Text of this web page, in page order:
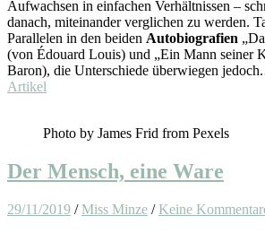
Aufwachsen in einfachen Verhältnissen –
danach, miteinander verglichen zu werden.
Parallelen in den beiden Autobiografien
(von Édouard Louis) und „Ein Mann seiner
Baron), die Unterschiede überwiegen
Artikel
Photo by James Frid from Pexels
Der Mensch, eine Ware
29/11/2019 /Miss Minze /Keine